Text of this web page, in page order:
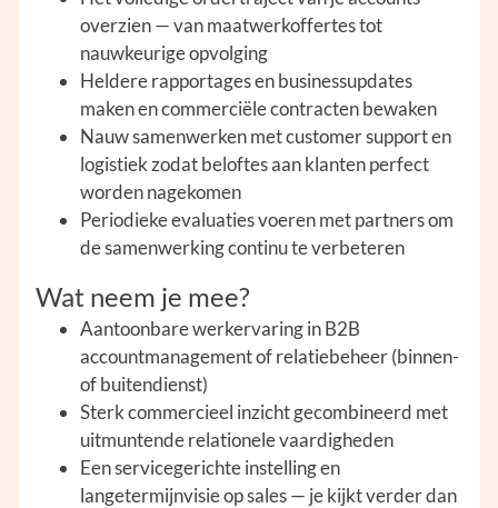
overzien — van maatwerkoffertes tot
nauwkeurige opvolging
Heldere rapportages en businessupdates
maken en commerciële contracten bewaken
Nauw samenwerken met customer support en
logistiek zodat beloftes aan klanten perfect
worden nagekomen
Periodieke evaluaties voeren met partners om
de samenwerking continu te verbeteren
Wat neem je mee?
Aantoonbare werkervaring in B2B
accountmanagement of relatiebeheer (binnen-
of buitendienst)
Sterk commercieel inzicht gecombineerd met
uitmuntende relationele vaardigheden
Een servicegerichte instelling en
langetermijnvisie op sales — je kijkt verder dan